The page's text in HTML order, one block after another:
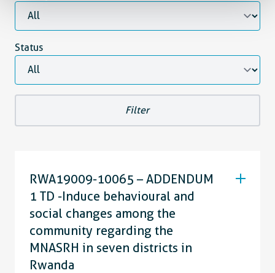
Status
RWA19009-10065 – ADDENDUM
1 TD -Induce behavioural and
social changes among the
community regarding the
MNASRH in seven districts in
Rwanda